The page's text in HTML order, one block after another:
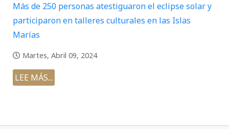
Más de 250 personas atestiguaron el eclipse solar y
participaron en talleres culturales en las Islas
Marías
Martes, Abril 09, 2024
LEE MÁS...